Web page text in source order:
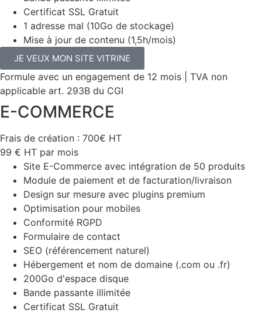
Certificat SSL Gratuit
1 adresse mal (10Go de stockage)
Mise à jour de contenu (1,5h/mois)
JE VEUX MON SITE VITRINE
Formule avec un engagement de 12 mois | TVA non
applicable art. 293B du CGI
E-COMMERCE
Frais de création : 700€ HT
99 € HT par mois
Site E-Commerce avec intégration de 50 produits
Module de paiement et de facturation/livraison
Design sur mesure avec plugins premium
Optimisation pour mobiles
Conformité RGPD
Formulaire de contact
SEO (référencement naturel)
Hébergement et nom de domaine (.com ou .fr)
200Go d'espace disque
Bande passante illimitée
Certificat SSL Gratuit